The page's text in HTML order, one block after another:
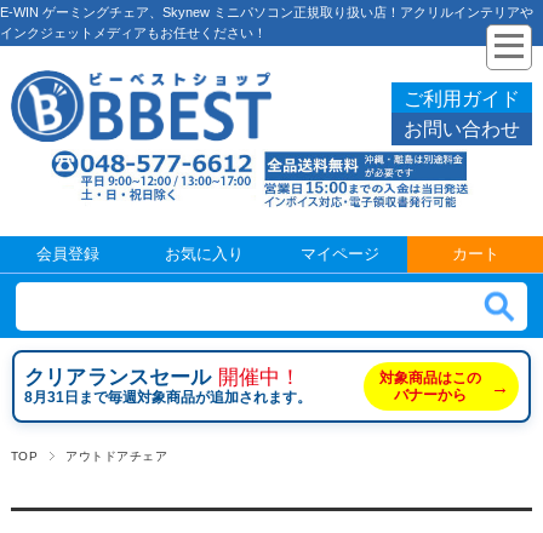
E-WIN ゲーミングチェア、Skynew ミニパソコン正規取り扱い店！アクリルインテリアや
インクジェットメディアもお任せください！
ご利用ガイド
お問い合わせ
会員登録 お気に入り マイページ カート
クリアランスセール 開催中！
8月31日まで毎週対象商品が追加されます。
対象商品はこの
バナーから
→
TOP アウトドアチェア